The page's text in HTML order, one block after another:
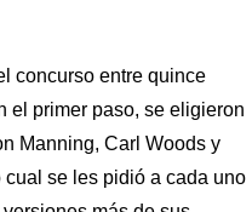
concurso entre quince
el primer paso, se eligieron
Manning, Carl Woods y
se les pidió a cada uno